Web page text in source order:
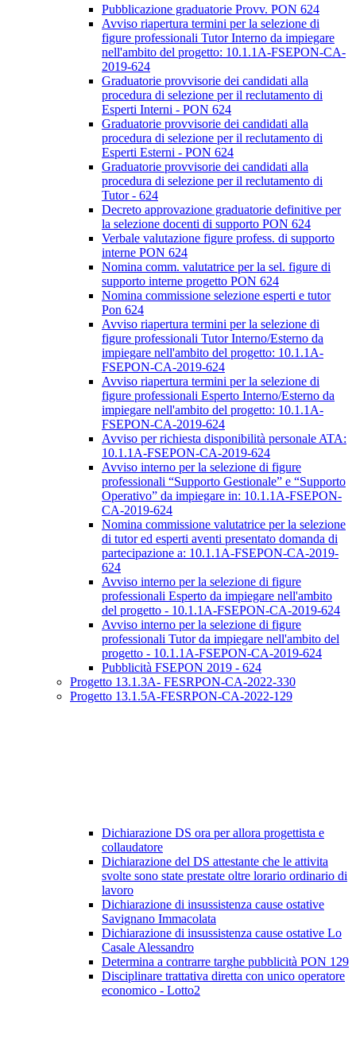
Pubblicazione graduatorie Provv. PON 624
Avviso riapertura termini per la selezione di
figure professionali Tutor Interno da impiegare
nell'ambito del progetto: 10.1.1A-FSEPON-CA-
2019-624
Graduatorie provvisorie dei candidati alla
procedura di selezione per il reclutamento di
Esperti Interni - PON 624
Graduatorie provvisorie dei candidati alla
procedura di selezione per il reclutamento di
Esperti Esterni - PON 624
Graduatorie provvisorie dei candidati alla
procedura di selezione per il reclutamento di
Tutor - 624
Decreto approvazione graduatorie definitive per
la selezione docenti di supporto PON 624
Verbale valutazione figure profess. di supporto
interne PON 624
Nomina comm. valutatrice per la sel. figure di
supporto interne progetto PON 624
Nomina commissione selezione esperti e tutor
Pon 624
Avviso riapertura termini per la selezione di
figure professionali Tutor Interno/Esterno da
impiegare nell'ambito del progetto: 10.1.1A-
FSEPON-CA-2019-624
Avviso riapertura termini per la selezione di
figure professionali Esperto Interno/Esterno da
impiegare nell'ambito del progetto: 10.1.1A-
FSEPON-CA-2019-624
Avviso per richiesta disponibilità personale ATA:
10.1.1A-FSEPON-CA-2019-624
Avviso interno per la selezione di figure
professionali “Supporto Gestionale” e “Supporto
Operativo” da impiegare in: 10.1.1A-FSEPON-
CA-2019-624
Nomina commissione valutatrice per la selezione
di tutor ed esperti aventi presentato domanda di
partecipazione a: 10.1.1A-FSEPON-CA-2019-
624
Avviso interno per la selezione di figure
professionali Esperto da impiegare nell'ambito
del progetto - 10.1.1A-FSEPON-CA-2019-624
Avviso interno per la selezione di figure
professionali Tutor da impiegare nell'ambito del
progetto - 10.1.1A-FSEPON-CA-2019-624
Pubblicità FSEPON 2019 - 624
Progetto 13.1.3A- FESRPON-CA-2022-330
Progetto 13.1.5A-FESRPON-CA-2022-129
Dichiarazione DS ora per allora progettista e
collaudatore
Dichiarazione del DS attestante che le attivita
svolte sono state prestate oltre lorario ordinario di
lavoro
Dichiarazione di insussistenza cause ostative
Savignano Immacolata
Dichiarazione di insussistenza cause ostative Lo
Casale Alessandro
Determina a contrarre targhe pubblicità PON 129
Disciplinare trattativa diretta con unico operatore
economico - Lotto2